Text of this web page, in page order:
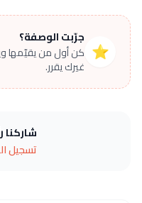
⭐
جرّبت الوصفة؟
كن أول من يقيّمها
غيرك يقرر.
تسجيل